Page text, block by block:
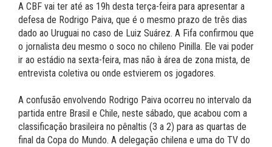
A CBF vai ter até as 19h desta terça-feira para apresentar a
defesa de Rodrigo Paiva, que é o mesmo prazo de três dias
dado ao Uruguai no caso de Luiz Suárez. A Fifa confirmou que
o jornalista deu mesmo o soco no chileno Pinilla. Ele vai poder
ir ao estádio na sexta-feira, mas não à área de zona mista, de
entrevista coletiva ou onde estvierem os jogadores.
A confusão envolvendo Rodrigo Paiva ocorreu no intervalo da
partida entre Brasil e Chile, neste sábado, que acabou com a
classificação brasileira no pênaltis (3 a 2) para as quartas de
final da Copa do Mundo. A delegação chilena e uma do TV do